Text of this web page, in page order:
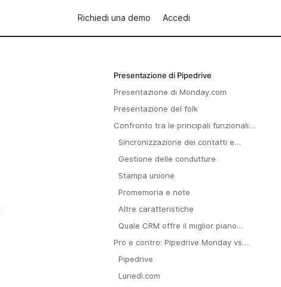
Richiedi una demo Accedi
Presentazione di Pipedrive
Presentazione di Monday.com
Presentazione del folk
Confronto tra le principali funzionalità
Sincronizzazione dei contatti e
Gestione delle condutture
Stampa unione
Promemoria e note
Altre caratteristiche
Quale CRM offre il miglior piano
Pro e contro: Pipedrive Monday vs
Pipedrive
Lunedì.com